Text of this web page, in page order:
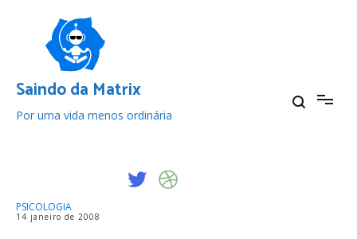
conteúdo
Saindo da Matrix
Por uma vida menos ordinária
PSICOLOGIA
14 janeiro de 2008